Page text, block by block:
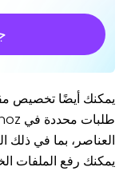
يمكنك أيضًا تخصيص
العناصر، بما في
يمكنك رفع الملفات